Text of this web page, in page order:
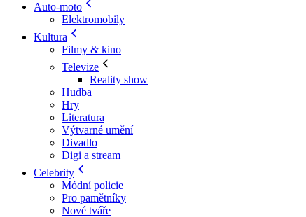
Auto-moto
Elektromobily
Kultura
Filmy & kino
Televize
Reality show
Hudba
Hry
Literatura
Výtvarné umění
Divadlo
Digi a stream
Celebrity
Módní policie
Pro pamětníky
Nové tváře